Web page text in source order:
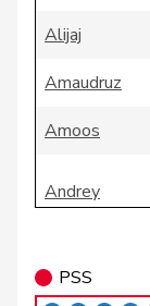
Alijaj
Amaudruz
Amoos
Andrey
Badertscher
PSS